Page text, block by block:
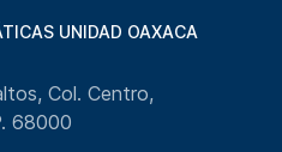
UNIDAD OAXACA
Col. Centro,
68000